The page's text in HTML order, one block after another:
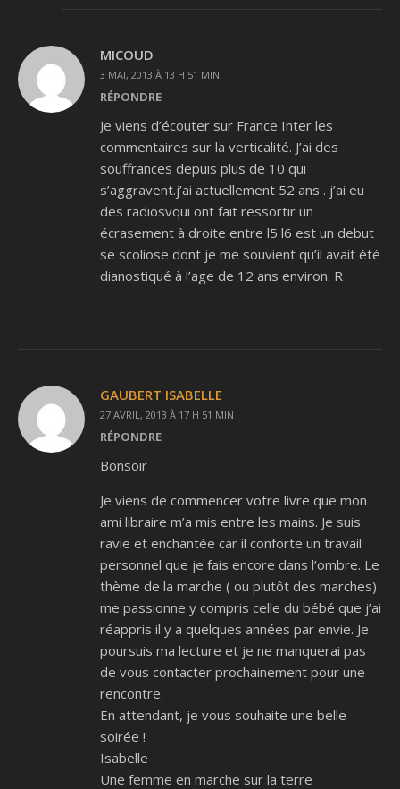
MICOUD
3 MAI, 2013 À 13 H 51 MIN
RÉPONDRE
Je viens d’écouter sur France Inter les
commentaires sur la verticalité. J’ai des
souffrances depuis plus de 10 qui
s’aggravent.j’ai actuellement 52 ans . j’ai eu
des radiosvqui ont fait ressortir un
écrasement à droite entre l5 l6 est un debut
se scoliose dont je me souvient qu’il avait été
dianostiqué à l’age de 12 ans environ. R
GAUBERT ISABELLE
27 AVRIL, 2013 À 17 H 51 MIN
RÉPONDRE
Bonsoir
Je viens de commencer votre livre que mon
ami libraire m’a mis entre les mains. Je suis
ravie et enchantée car il conforte un travail
personnel que je fais encore dans l’ombre. Le
thème de la marche ( ou plutôt des marches)
me passionne y compris celle du bébé que j’ai
réappris il y a quelques années par envie. Je
poursuis ma lecture et je ne manquerai pas
de vous contacter prochainement pour une
rencontre.
En attendant, je vous souhaite une belle
soirée !
Isabelle
Une femme en marche sur la terre